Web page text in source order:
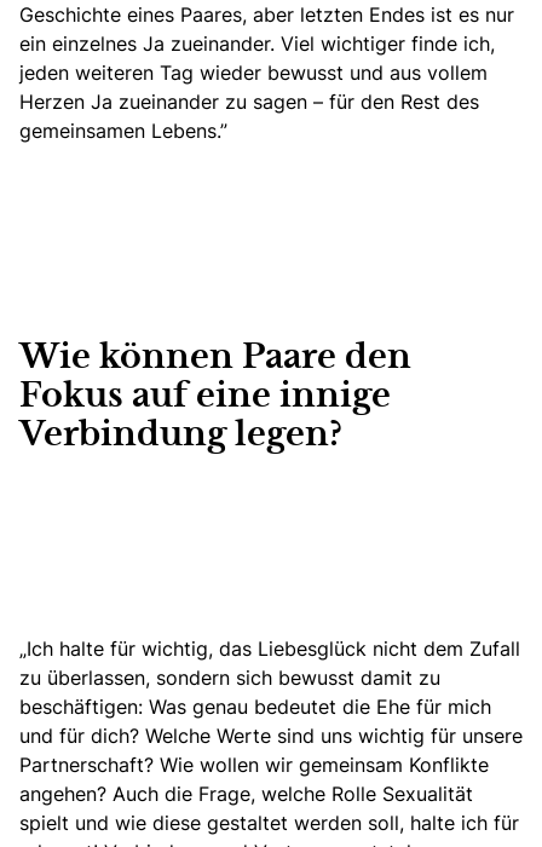
Geschichte eines Paares, aber letzten Endes ist es nur
ein einzelnes Ja zueinander. Viel wichtiger finde ich,
jeden weiteren Tag wieder bewusst und aus vollem
Herzen Ja zueinander zu sagen – für den Rest des
gemeinsamen Lebens.”
Wie können Paare den
Fokus auf eine innige
Verbindung legen?
„Ich halte für wichtig, das Liebesglück nicht dem Zufall
zu überlassen, sondern sich bewusst damit zu
beschäftigen: Was genau bedeutet die Ehe für mich
und für dich? Welche Werte sind uns wichtig für unsere
Partnerschaft? Wie wollen wir gemeinsam Konflikte
angehen? Auch die Frage, welche Rolle Sexualität
spielt und wie diese gestaltet werden soll, halte ich für